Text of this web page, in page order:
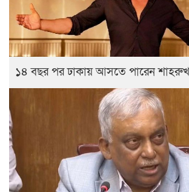
১৪ বছর পর ঢাকায় আসতে পারেন